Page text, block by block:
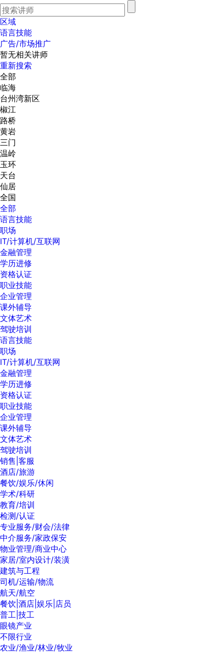
区域
语言技能
广告/市场推广
暂无相关讲师
重新搜索
全部
临海
台州湾新区
椒江
路桥
黄岩
三门
温岭
玉环
天台
仙居
全国
全部
语言技能
职场
IT/计算机/互联网
金融管理
学历进修
资格认证
职业技能
企业管理
课外辅导
文体艺术
驾驶培训
语言技能
职场
IT/计算机/互联网
金融管理
学历进修
资格认证
职业技能
企业管理
课外辅导
文体艺术
驾驶培训
销售|客服
酒店/旅游
餐饮/娱乐/休闲
学术/科研
教育/培训
检测/认证
专业服务/财会/法律
中介服务/家政保安
物业管理/商业中心
家居/室内设计/装潢
建筑与工程
司机/运输/物流
航天/航空
餐饮|酒店|娱乐|店员
普工|技工
眼镜产业
不限行业
农业/渔业/林业/牧业